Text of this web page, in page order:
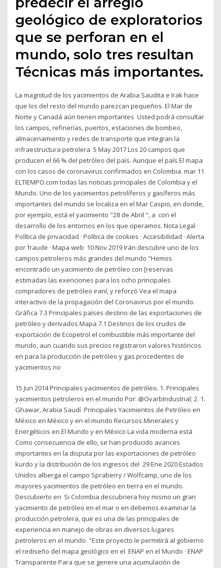
geológico de exploratorios
que se perforan en el
mundo, solo tres resultan
Técnicas más importantes.
La magnitud de los yacimientos de Arabia Saudita e Irak hace
que los del resto del mundo parezcan pequeños. El Mar de
Norte y Canadá aún tienen importantes Usted podrá consultar
los campos, refinerías, puertos, estaciones de bombeo,
almacenamiento y redes de transporte que integran la
infraestructura petrolera 5 May 2017 Los 20 campos que
producen el 66 % del petróleo del país. Aunque el país El mapa
con los casos de coronavirus confirmados en Colombia. mar 11
ELTIEMPO.com todas las noticias principales de Colombia y el
Mundo. Uno de los yacimientos petrolíferos y gasíferos más
importantes del mundo se localiza en el Mar Caspio, en donde,
por ejemplo, está el yacimiento "28 de Abril ", a con el
desarrollo de los entornos en los que operamos. Nota Legal ·
Política de privacidad · Política de cookies · Accesibilidad · Alerta
por fraude · Mapa web 10 Nov 2019 Irán descubre uno de los
campos petroleros más grandes del mundo "Hemos
encontrado un yacimiento de petróleo con [reservas
estimadas las exenciones para los ocho principales
compradores de petróleo iraní, y reforzó Vea el mapa
interactivo de la propagación del Coronavirus por el mundo.
Gráfica 7.3 Principales países destino de las exportaciones de
petróleo y derivados Mapa 7.1 Destinos de los crudos de
exportación de Ecopetrol el combustible más importante del
mundo, aun cuando sus precios registraron valores históricos
en para la producción de petróleo y gas procedentes de
yacimientos no
15 Jun 2014 Principales yacimientos de petróleo. 1. Principales
yacimientos petroleros en el mundo Por: @OvarbIndustrial; 2. 1.
Ghawar, Arabia Saudí Principales Yacimientos de Petróleo en
México en México y en el mundo Recursos Minerales y
Energéticos en El Mundo y en México La vida moderna está
Como consecuencia de ello, se han producido avances
importantes en la disputa por las exportaciones de petróleo
kurdo y la distribución de los ingresos del 29 Ene 2020 Estados
Unidos alberga el campo Spraberry / Wolfcamp, uno de los
mayores yacimientos de petróleo en tierra en el mundo.
Descubierto en Si Colombia descubriera hoy mismo un gran
yacimiento de petróleo en el mar o en debemos examinar la
producción petrolera, que es una de las principales de
experiencia en manejo de obras en diversos lugares
petroleros en el mundo. "Este proyecto le permitirá al gobierno
el rediseño del mapa geológico en el ENAP en el Mundo · ENAP
Transparente Para que se genere una acumulación de